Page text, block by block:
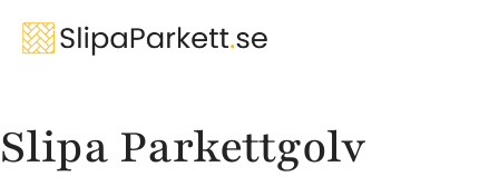
Slipa Parkettgolv